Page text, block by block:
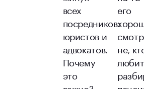
всех
посредников:
юристов и
адвокатов.
Почему
это
его
не,
любит